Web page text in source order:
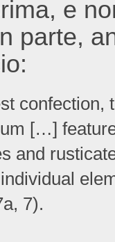
e
parte,
[…]
and
7).